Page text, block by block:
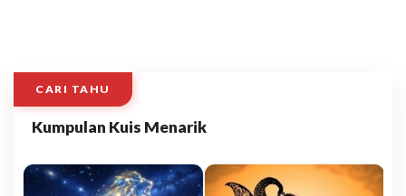
CARI TAHU
Kumpulan Kuis Menarik